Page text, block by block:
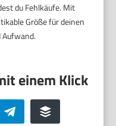
du Fehlkäufe. Mit
Größe für deinen
Telegram Buffer